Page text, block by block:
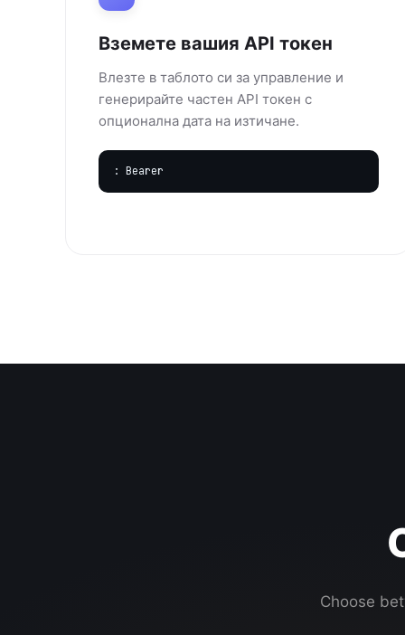
Вземете вашия API токен
Влезте в таблото си за управление и
генерирайте частен API токен с
опционална дата на изтичане.
: Bearer
Choose